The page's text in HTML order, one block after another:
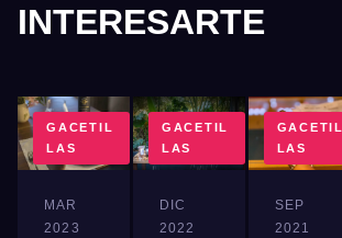
INTERESARTE
GACETIL
LAS
MAR
2023
GACETIL
LAS
DIC
2022
GACETIL
LAS
SEP
2021